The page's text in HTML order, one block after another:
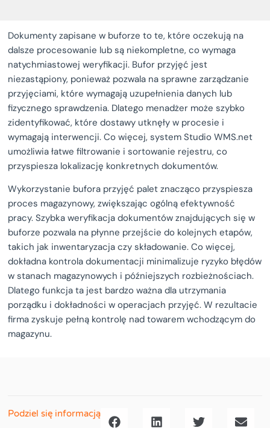
Dokumenty zapisane w buforze to te, które oczekują na
dalsze procesowanie lub są niekompletne, co wymaga
natychmiastowej weryfikacji. Bufor przyjęć jest
niezastąpiony, ponieważ pozwala na sprawne zarządzanie
przyjęciami, które wymagają uzupełnienia danych lub
fizycznego sprawdzenia. Dlatego menadżer może szybko
zidentyfikować, które dostawy utknęły w procesie i
wymagają interwencji. Co więcej, system Studio WMS.net
umożliwia łatwe filtrowanie i sortowanie rejestru, co
przyspiesza lokalizację konkretnych dokumentów.
Wykorzystanie bufora przyjęć palet znacząco przyspiesza
proces magazynowy, zwiększając ogólną efektywność
pracy. Szybka weryfikacja dokumentów znajdujących się w
buforze pozwala na płynne przejście do kolejnych etapów,
takich jak inwentaryzacja czy składowanie. Co więcej,
dokładna kontrola dokumentacji minimalizuje ryzyko błędów
w stanach magazynowych i późniejszych rozbieżnościach.
Dlatego funkcja ta jest bardzo ważna dla utrzymania
porządku i dokładności w operacjach przyjęć. W rezultacie
firma zyskuje pełną kontrolę nad towarem wchodzącym do
magazynu.
Podziel się informacją